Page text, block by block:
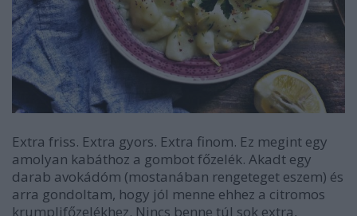
Extra friss. Extra gyors. Extra finom. Ez megint egy
amolyan kabáthoz a gombot főzelék. Akadt egy
darab avokádóm (mostanában rengeteget eszem) és
arra gondoltam, hogy jól menne ehhez a citromos
krumplifőzelékhez. Nincs benne túl sok extra,